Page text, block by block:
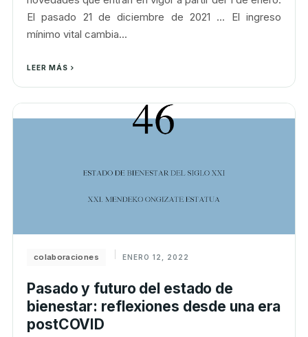
El pasado 21 de diciembre de 2021 ... El ingreso
mínimo vital cambia...
LEER MÁS
colaboraciones ENERO 12, 2022
Pasado y futuro del estado de
bienestar: reflexiones desde una era
postCOVID